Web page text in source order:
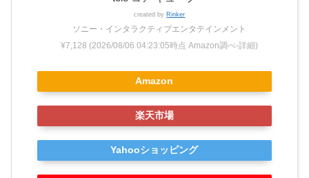
created by Rinker
ソニー・インタラクティブエンタテインメント
¥7,128 (2026/08/06 04:23:05時点 Amazon調べ-詳細)
Amazon
楽天市場
Yahooショッピング